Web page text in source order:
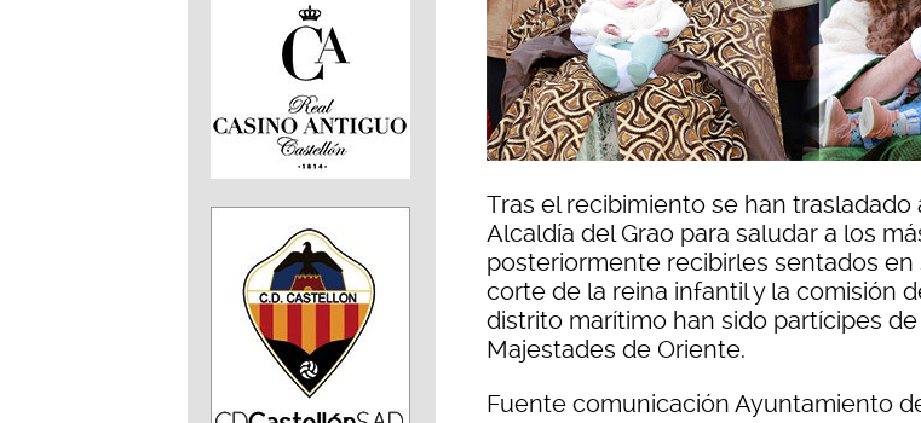
Tras el recibimiento se han trasladado
Alcaldía del Grao para saludar a los
posteriormente recibirles sentados en
corte de la reina infantil y la comisión
distrito marítimo han sido partícipes
Majestades de Oriente.
Fuente comunicación Ayuntamiento